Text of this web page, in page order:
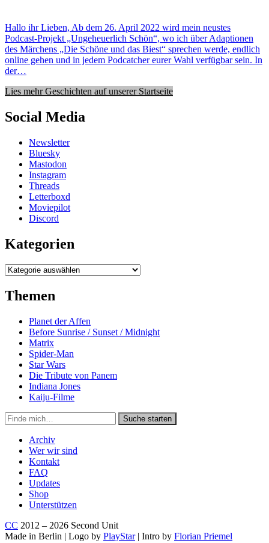
Hallo ihr Lieben, Ab dem 26. April 2022 wird mein neustes
Podcast-Projekt „Ungeheuerlich Schön“, wo ich über Adaptionen
des Märchens „Die Schöne und das Biest“ sprechen werde, endlich
online gehen und in jedem Podcatcher eurer Wahl verfügbar sein. In
der…
Lies mehr Geschichten auf unserer Startseite
Social Media
Newsletter
Bluesky
Mastodon
Instagram
Threads
Letterboxd
Moviepilot
Discord
Kategorien
Kategorien
Themen
Planet der Affen
Before Sunrise / Sunset / Midnight
Matrix
Spider-Man
Star Wars
Die Tribute von Panem
Indiana Jones
Kaiju-Filme
Suche
in
https://secondunit-
podcast.de/
Suche starten
Archiv
Wer wir sind
Kontakt
FAQ
Updates
Shop
Unterstützen
CC 2012 – 2026 Second Unit
Made in Berlin | Logo by PlayStar| Intro by Florian Priemel